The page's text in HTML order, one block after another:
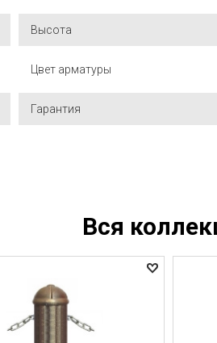
Высота
Цвет арматуры
Гарантия
Вся